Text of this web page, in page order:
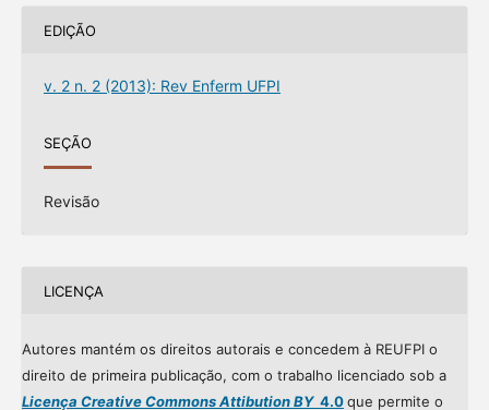
EDIÇÃO
v. 2 n. 2 (2013): Rev Enferm UFPI
SEÇÃO
Revisão
LICENÇA
Autores mantém os direitos autorais e concedem à REUFPI o
direito de primeira publicação, com o trabalho licenciado sob a
Licença Creative Commons Attibution BY4.0que permite o